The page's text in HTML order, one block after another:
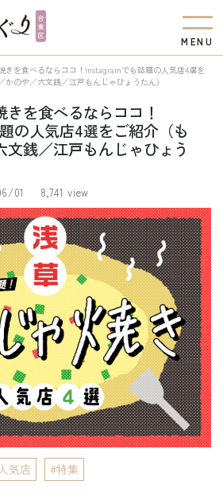
M EN U
きを食べるならココ！Instagramでも話題の人気店4選を
かのや／六文銭／江戸もんじゃひょうたん）
を食べるならココ！
の人気店4選をご紹介（も
文銭／江戸もんじゃひょう
01 8,741 view
人気店 特集